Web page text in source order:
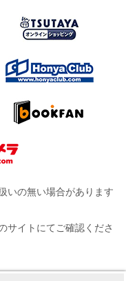
いの無い場合があります
サイトにてご確認くださ